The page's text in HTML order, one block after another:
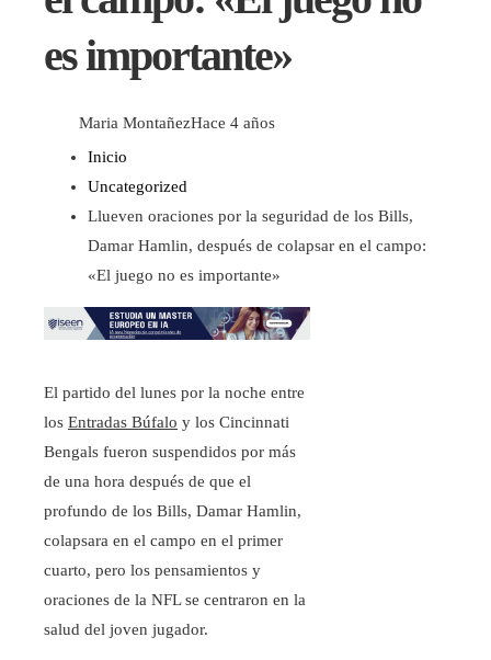
es importante»
Maria MontañezHace 4 años
Inicio
Uncategorized
Llueven oraciones por la seguridad de los Bills,
Damar Hamlin, después de colapsar en el campo:
«El juego no es importante»
El partido del lunes por la noche entre
los Entradas Búfalo y los Cincinnati
Bengals fueron suspendidos por más
de una hora después de que el
profundo de los Bills, Damar Hamlin,
colapsara en el campo en el primer
cuarto, pero los pensamientos y
oraciones de la NFL se centraron en la
salud del joven jugador.